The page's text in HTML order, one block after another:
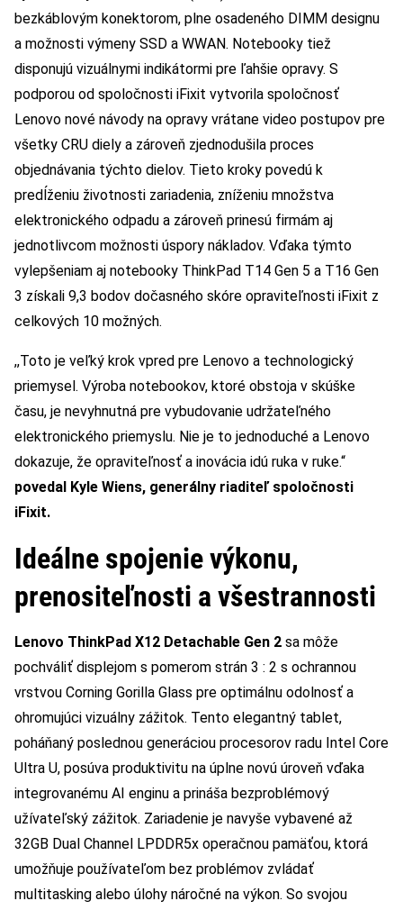
bezkáblovým konektorom, plne osadeného DIMM designu
a možnosti výmeny SSD a WWAN. Notebooky tiež
disponujú vizuálnymi indikátormi pre ľahšie opravy. S
podporou od spoločnosti iFixit vytvorila spoločnosť
Lenovo nové návody na opravy vrátane video postupov pre
všetky CRU diely a zároveň zjednodušila proces
objednávania týchto dielov. Tieto kroky povedú k
predĺženiu životnosti zariadenia, zníženiu množstva
elektronického odpadu a zároveň prinesú firmám aj
jednotlivcom možnosti úspory nákladov. Vďaka týmto
vylepšeniam aj notebooky ThinkPad T14 Gen 5 a T16 Gen
3 získali 9,3 bodov dočasného skóre opraviteľnosti iFixit z
celkových 10 možných.
,,Toto je veľký krok vpred pre Lenovo a technologický
priemysel. Výroba notebookov, ktoré obstoja v skúške
času, je nevyhnutná pre vybudovanie udržateľného
elektronického priemyslu. Nie je to jednoduché a Lenovo
dokazuje, že opraviteľnosť a inovácia idú ruka v ruke.“
povedal Kyle Wiens, generálny riaditeľ spoločnosti
iFixit.
Ideálne spojenie výkonu,
prenositeľnosti a všestrannosti
Lenovo ThinkPad X12 Detachable Gen 2 sa môže
pochváliť displejom s pomerom strán 3 : 2 s ochrannou
vrstvou Corning Gorilla Glass pre optimálnu odolnosť a
ohromujúci vizuálny zážitok. Tento elegantný tablet,
poháňaný poslednou generáciou procesorov radu Intel Core
Ultra U, posúva produktivitu na úplne novú úroveň vďaka
integrovanému AI enginu a prináša bezproblémový
užívateľský zážitok. Zariadenie je navyše vybavené až
32GB Dual Channel LPDDR5x operačnou pamäťou, ktorá
umožňuje používateľom bez problémov zvládať
multitasking alebo úlohy náročné na výkon. So svojou